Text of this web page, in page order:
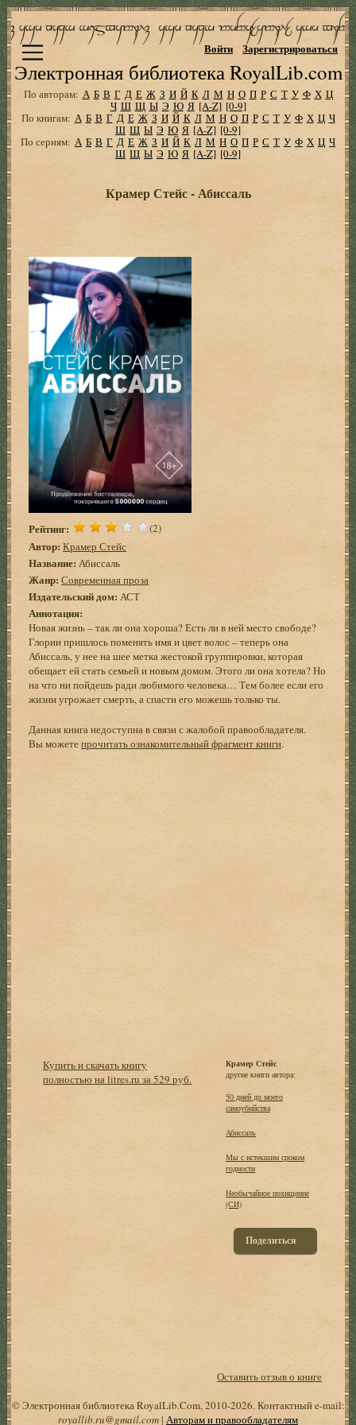
Электронная библиотека RoyalLib.com
Войти Зарегистрироваться
По авторам: А Б В Г Д Е Ж З И Й К Л М Н О П Р С Т У Ф Х Ц
Ч Ш Щ Ы Э Ю Я [A-Z] [0-9]
По книгам: А Б В Г Д Е Ж З И Й К Л М Н О П Р С Т У Ф Х Ц Ч
Ш Щ Ы Э Ю Я [A-Z] [0-9]
По сериям: А Б В Г Д Е Ж З И Й К Л М Н О П Р С Т У Ф Х Ц Ч
Ш Щ Ы Э Ю Я [A-Z] [0-9]
Крамер Стейс - Абиссаль
Рейтинг: (2)
Автор: Крамер Стейс
Название: Абиссаль
Жанр: Современная проза
Издательский дом: АСТ
Аннотация:
Новая жизнь – так ли она хороша? Есть ли в ней место свободе?
Глории пришлось поменять имя и цвет волос – теперь она
Абиссаль, у нее на шее метка жестокой группировки, которая
обещает ей стать семьей и новым домом. Этого ли она хотела? Но
на что ни пойдешь ради любимого человека… Тем более если его
жизни угрожает смерть, а спасти его можешь только ты.
Данная книга недоступна в связи с жалобой правообладателя.
Вы можетепрочитать ознакомительный фрагмент книги.
Купить и скачать книгу
полностью на litres.ru за 529 руб.
Крамер Стейс
другие книги автора:
50 дней до моего
самоубийства
Абиссаль
Мы с истекшим сроком
годности
Необычайное похищение
(СИ)
Поделиться
Оставить отзыв о книге
© Электронная библиотека RoyalLib.Com, 2010-2026. Контактный e-mail:
royallib.ru@gmail.com| Авторам и правообладателям